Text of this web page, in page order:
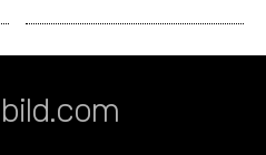
bild.com